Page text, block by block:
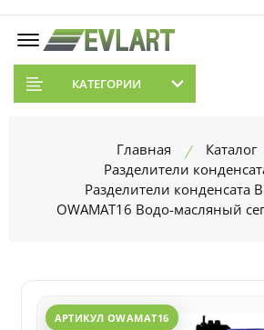
КАТЕГОРИИ
Главная
Каталог
Разделители
Разделители конденсата
OWAMAT16 Водо-масляный
АРТИКУЛ OWAMAT16